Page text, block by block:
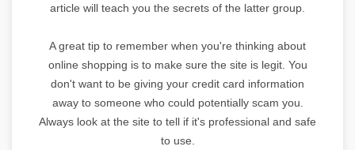
article will teach you the secrets of the latter group.
A great tip to remember when you're thinking about
online shopping is to make sure the site is legit. You
don't want to be giving your credit card information
away to someone who could potentially scam you.
Always look at the site to tell if it's professional and safe
to use.